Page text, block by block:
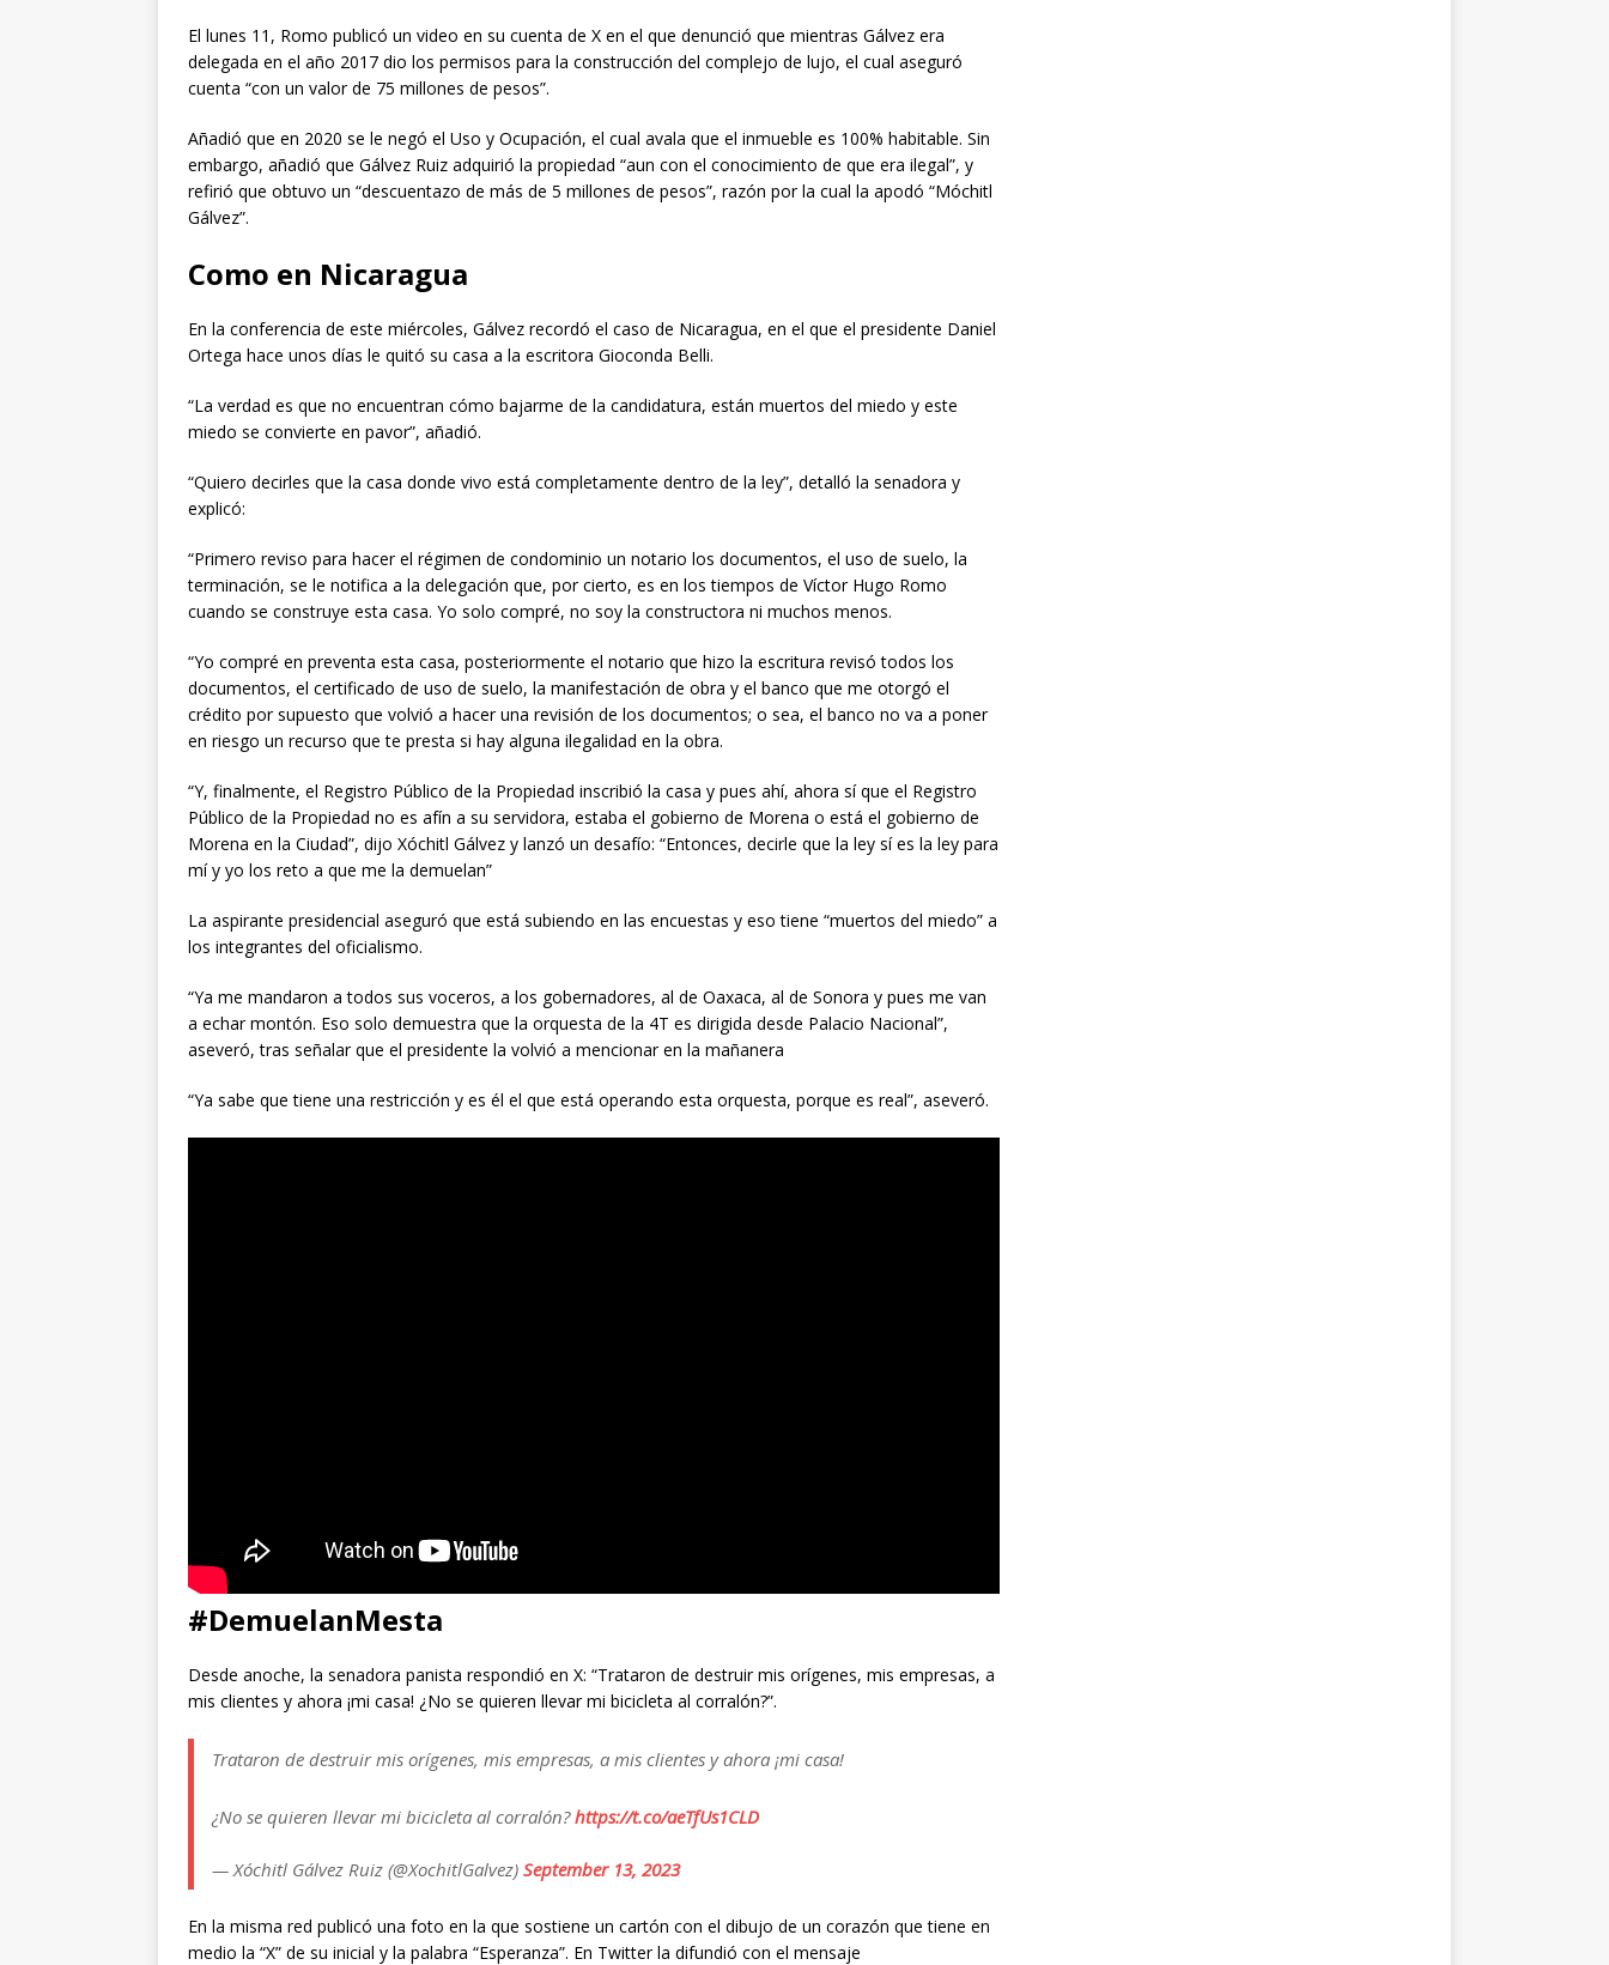
El lunes 11, Romo publicó un video en su cuenta de X en el que denunció que mientras Gálvez era
delegada en el año 2017 dio los permisos para la construcción del complejo de lujo, el cual aseguró
cuenta “con un valor de 75 millones de pesos”.
Añadió que en 2020 se le negó el Uso y Ocupación, el cual avala que el inmueble es 100% habitable. Sin
embargo, añadió que Gálvez Ruiz adquirió la propiedad “aun con el conocimiento de que era ilegal”, y
refirió que obtuvo un “descuentazo de más de 5 millones de pesos”, razón por la cual la apodó “Móchitl
Gálvez”.
Como en Nicaragua
En la conferencia de este miércoles, Gálvez recordó el caso de Nicaragua, en el que el presidente Daniel
Ortega hace unos días le quitó su casa a la escritora Gioconda Belli.
“La verdad es que no encuentran cómo bajarme de la candidatura, están muertos del miedo y este
miedo se convierte en pavor”, añadió.
“Quiero decirles que la casa donde vivo está completamente dentro de la ley”, detalló la senadora y
explicó:
“Primero reviso para hacer el régimen de condominio un notario los documentos, el uso de suelo, la
terminación, se le notifica a la delegación que, por cierto, es en los tiempos de Víctor Hugo Romo
cuando se construye esta casa. Yo solo compré, no soy la constructora ni muchos menos.
“Yo compré en preventa esta casa, posteriormente el notario que hizo la escritura revisó todos los
documentos, el certificado de uso de suelo, la manifestación de obra y el banco que me otorgó el
crédito por supuesto que volvió a hacer una revisión de los documentos; o sea, el banco no va a poner
en riesgo un recurso que te presta si hay alguna ilegalidad en la obra.
“Y, finalmente, el Registro Público de la Propiedad inscribió la casa y pues ahí, ahora sí que el Registro
Público de la Propiedad no es afín a su servidora, estaba el gobierno de Morena o está el gobierno de
Morena en la Ciudad”, dijo Xóchitl Gálvez y lanzó un desafío: “Entonces, decirle que la ley sí es la ley para
mí y yo los reto a que me la demuelan”
La aspirante presidencial aseguró que está subiendo en las encuestas y eso tiene “muertos del miedo” a
los integrantes del oficialismo.
“Ya me mandaron a todos sus voceros, a los gobernadores, al de Oaxaca, al de Sonora y pues me van
a echar montón. Eso solo demuestra que la orquesta de la 4T es dirigida desde Palacio Nacional”,
aseveró, tras señalar que el presidente la volvió a mencionar en la mañanera
“Ya sabe que tiene una restricción y es él el que está operando esta orquesta, porque es real”, aseveró.
#DemuelanMesta
Desde anoche, la senadora panista respondió en X: “Trataron de destruir mis orígenes, mis empresas, a
mis clientes y ahora ¡mi casa! ¿No se quieren llevar mi bicicleta al corralón?”.
Trataron de destruir mis orígenes, mis empresas, a mis clientes y ahora ¡mi casa!
¿No se quieren llevar mi bicicleta al corralón?https://t.co/aeTfUs1CLD
— Xóchitl Gálvez Ruiz (@XochitlGalvez) September 13, 2023
En la misma red publicó una foto en la que sostiene un cartón con el dibujo de un corazón que tiene en
medio la “X” de su inicial y la palabra “Esperanza”. En Twitter la difundió con el mensaje